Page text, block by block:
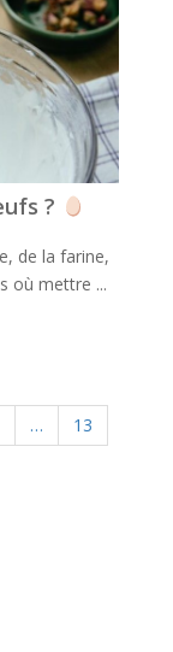
?
de la farine,
où mettre ...
…
13